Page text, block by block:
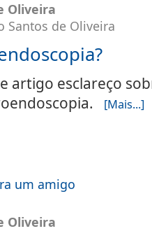
Oliveira
Santos de Oliveira
artigo esclareço
[Mais...]
um amigo
Oliveira